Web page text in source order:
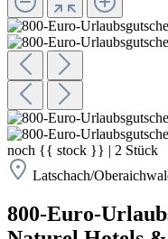
noch {{ stock }} | 2 Stück
Latschach/
800-Euro-